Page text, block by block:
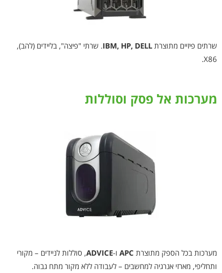
שרתים פיזיים מתוצרת IBM, HP, DELL. שרתי "פיצה", בליידים (להב),
X86.
מערכות אל פסק וסוללות
מערכות בכל הספק מתוצרת APC ו-ADVICE, סוללות לניידים – מקורי
ותחליפי, מארזי אנרגיה למחשבים – לעבודה ללא מקור מתח גבוה.